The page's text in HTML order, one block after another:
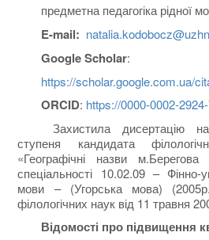
предметна педагогіка рідної
E-mail:
Google Scholar:
https://scholar.google.com.ua/
ORCID: https://0000-0002-
Захистила дисертацію
ступеня кандидата
«Географічні назви
спеціальності 10.02.09 – Фінно-
мови – (Угорська мова)
філологічних наук від 11 травня
Відомості про підвищення